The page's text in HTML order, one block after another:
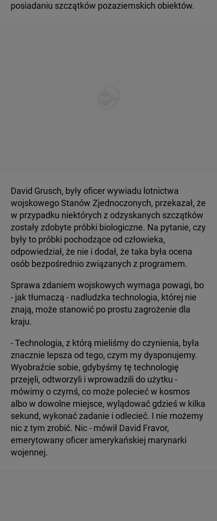
posiadaniu szczątków pozaziemskich obiektów.
David Grusch, były oficer wywiadu lotnictwa
wojskowego Stanów Zjednoczonych, przekazał, że
w przypadku niektórych z odzyskanych szczątków
zostały zdobyte próbki biologiczne. Na pytanie, czy
były to próbki pochodzące od człowieka,
odpowiedział, że nie i dodał, że taka była ocena
osób bezpośrednio związanych z programem.
Sprawa zdaniem wojskowych wymaga powagi, bo
- jak tłumaczą - nadludzka technologia, której nie
znają, może stanowić po prostu zagrożenie dla
kraju.
- Technologia, z którą mieliśmy do czynienia, była
znacznie lepsza od tego, czym my dysponujemy.
Wyobraźcie sobie, gdybyśmy tę technologię
przejęli, odtworzyli i wprowadzili do użytku -
mówimy o czymś, co może polecieć w kosmos
albo w dowolne miejsce, wylądować gdzieś w kilka
sekund, wykonać zadanie i odlecieć. I nie możemy
nic z tym zrobić. Nic - mówił David Fravor,
emerytowany oficer amerykańskiej marynarki
wojennej.